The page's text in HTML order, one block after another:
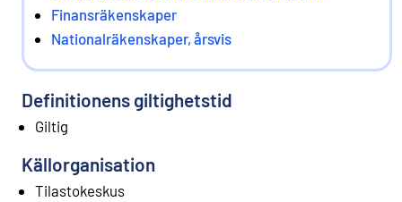
Finansräkenskaper
Nationalräkenskaper, årsvis
Definitionens giltighetstid
Giltig
Källorganisation
Tilastokeskus